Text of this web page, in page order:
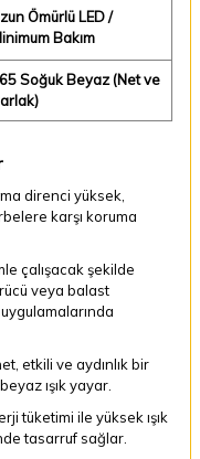
Ömürlü LED /
Bakım
Soğuk Beyaz (Net ve
direnci yüksek,
karşı koruma
çalışacak şekilde
veya balast
etkili ve aydınlık bir
ışık yayar.
tüketimi ile yüksek ışık
tasarruf sağlar.